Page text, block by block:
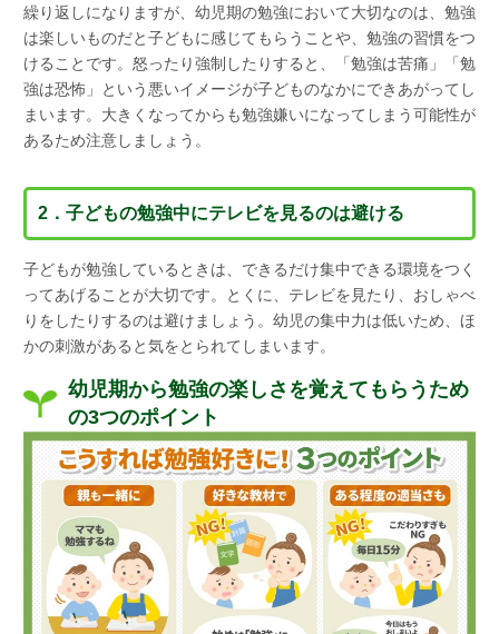
繰り返しになりますが、幼児期の勉強において大切なのは、勉強
は楽しいものだと子どもに感じてもらうことや、勉強の習慣をつ
けることです。怒ったり強制したりすると、「勉強は苦痛」「勉
強は恐怖」という悪いイメージが子どものなかにできあがってし
まいます。大きくなってからも勉強嫌いになってしまう可能性が
あるため注意しましょう。
2．子どもの勉強中にテレビを見るのは避ける
子どもが勉強しているときは、できるだけ集中できる環境をつく
ってあげることが大切です。とくに、テレビを見たり、おしゃべ
りをしたりするのは避けましょう。幼児の集中力は低いため、ほ
かの刺激があると気をとられてしまいます。
幼児期から勉強の楽しさを覚えてもらうため
の3つのポイント